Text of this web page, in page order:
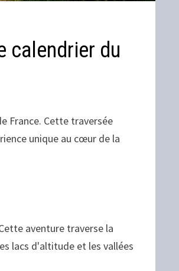
calendrier du
France. Cette traversée
unique au cœur de la
aventure traverse la
lacs d'altitude et les vallées